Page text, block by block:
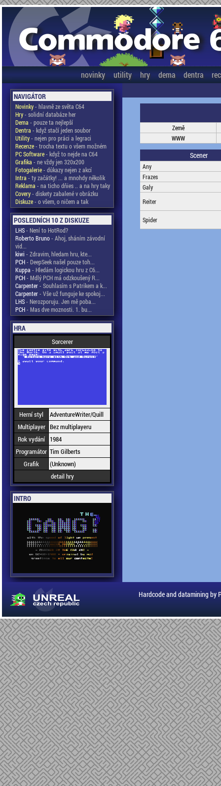
novinky utility hry dema dentra
NAVIGÁTOR
Novinky- hlavně ze světa C64
Hry- solidní databáze her
Dema - pouze ta nejlepší
Dentra - když stačí jeden soubor
Utility- nejen pro práci a legraci
Recenze- trocha textu o všem možném
PC Software- když to nejde na C64
Grafika - ne vždy jen 320x200
Fotogalerie- důkazy nejen z akcí
Intra - ty začátky! ... a mnohdy několik
Reklama - na ticho dňies .. a na hry taky
Covery- diskety zabalené v obrázku
Diskuze- o všem, o ničem a tak
POSLEDNÍCH 10 Z DISKUZE
LHS- Není to HotRod?
Roberto Bruno- Ahoj, sháním závodní
vid...
kiwi - Zdravim, hledam hru, kte...
PCH- DeepSeek našel pouze toh...
Kuppa - Hledám logickou hru z C6...
PCH- Mdlý PCH má odzkoušený R...
Carpenter- Souhlasím s Patrikem a k...
Carpenter- Vše už funguje ke spokoj...
LHS- Nerozporuju. Jen mě poba...
PCH- Mas dve moznosti. 1. bu...
HRA
Sorcerer
Herní styl
AdventureWriter/Quill
Multiplayer Bez multiplayeru
Rok vydání
1984
Programátor Tim Gilberts
Grafik
(Unknown)
detail hry
INTRO
Země
WWW
Scener
Any
Frazes
Galy
Reiter
Spider
Hardcode and datamining by